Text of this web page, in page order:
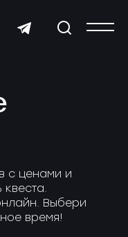
с ценами и
Выбери
время!